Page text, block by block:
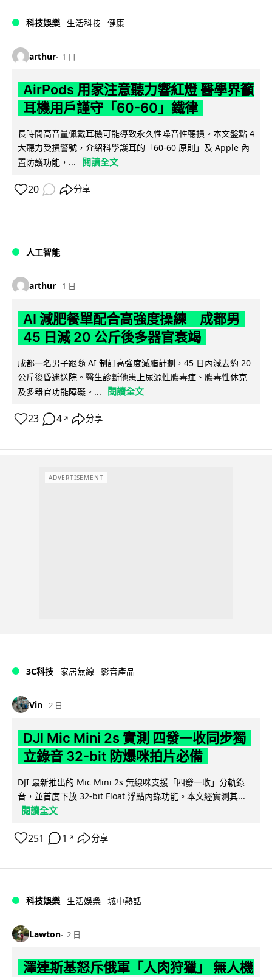
科技娛樂 生活科技 健康
arthur 1 日
AirPods 用家注意聽力響紅燈 醫學界籲
耳機用戶謹守「60-60」鐵律
長時間高音量佩戴耳機可能導致永久性噪音性聽損。本文盤點 4
大聽力受損警號，介紹科學護耳的「60-60 原則」及 Apple 內
置防護功能，...
閱讀全文
20 分享
人工智能
arthur 1 日
AI 減肥餐單配合高強度操練 成都男
45 日減 20 公斤後多器官衰竭
成都一名男子跟隨 AI 制訂高強度減脂計劃，45 日內減去約 20
公斤後昏迷送院。醫生診斷他患上尿源性膿毒症、膿毒性休克
及多器官功能障礙。...
閱讀全文
23 4 ↗ 分享
ADVERTISEMENT
3C科技 家居無線 影音產品
Vin 2 日
DJI Mic Mini 2s 實測 四發一收同步獨
立錄音 32-bit 防爆咪拍片必備
DJI 最新推出的 Mic Mini 2s 無線咪支援「四發一收」分軌錄
音，並首度下放 32-bit Float 浮點內錄功能。本文經實測其...
閱讀全文
251 1 ↗ 分享
科技娛樂 生活娛樂 城中熱話
Lawton 2 日
澤連斯基怒斥俄軍「人肉狩獵」 無人機